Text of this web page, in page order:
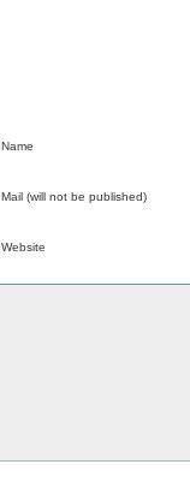
Name
Mail (will not be published)
Website